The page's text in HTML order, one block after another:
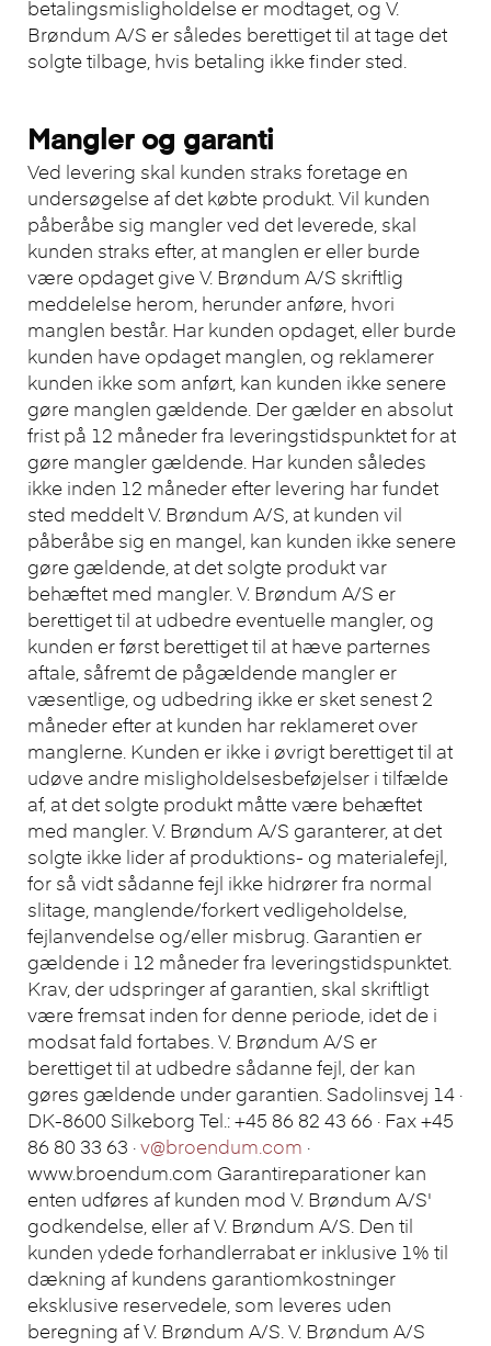
betalingsmisligholdelse er modtaget, og V.
Brøndum A/S er således berettiget til at tage det
solgte tilbage, hvis betaling ikke finder sted.
Mangler og garanti
Ved levering skal kunden straks foretage en
undersøgelse af det købte produkt. Vil kunden
påberåbe sig mangler ved det leverede, skal
kunden straks efter, at manglen er eller burde
være opdaget give V. Brøndum A/S skriftlig
meddelelse herom, herunder anføre, hvori
manglen består. Har kunden opdaget, eller burde
kunden have opdaget manglen, og reklamerer
kunden ikke som anført, kan kunden ikke senere
gøre manglen gældende. Der gælder en absolut
frist på 12 måneder fra leveringstidspunktet for at
gøre mangler gældende. Har kunden således
ikke inden 12 måneder efter levering har fundet
sted meddelt V. Brøndum A/S, at kunden vil
påberåbe sig en mangel, kan kunden ikke senere
gøre gældende, at det solgte produkt var
behæftet med mangler. V. Brøndum A/S er
berettiget til at udbedre eventuelle mangler, og
kunden er først berettiget til at hæve parternes
aftale, såfremt de pågældende mangler er
væsentlige, og udbedring ikke er sket senest 2
måneder efter at kunden har reklameret over
manglerne. Kunden er ikke i øvrigt berettiget til at
udøve andre misligholdelsesbeføjelser i tilfælde
af, at det solgte produkt måtte være behæftet
med mangler. V. Brøndum A/S garanterer, at det
solgte ikke lider af produktions- og materialefejl,
for så vidt sådanne fejl ikke hidrører fra normal
slitage, manglende/forkert vedligeholdelse,
fejlanvendelse og/eller misbrug. Garantien er
gældende i 12 måneder fra leveringstidspunktet.
Krav, der udspringer af garantien, skal skriftligt
være fremsat inden for denne periode, idet de i
modsat fald fortabes. V. Brøndum A/S er
berettiget til at udbedre sådanne fejl, der kan
gøres gældende under garantien. Sadolinsvej 14 ·
DK-8600 Silkeborg Tel.: +45 86 82 43 66 · Fax +45
86 80 33 63 · v@broendum.com ·
www.broendum.com Garantireparationer kan
enten udføres af kunden mod V. Brøndum A/S'
godkendelse, eller af V. Brøndum A/S. Den til
kunden ydede forhandlerrabat er inklusive 1% til
dækning af kundens garantiomkostninger
eksklusive reservedele, som leveres uden
beregning af V. Brøndum A/S. V. Brøndum A/S